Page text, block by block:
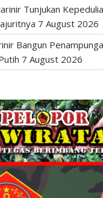
Tunjukan
7 August 2026
Bangun
7 August 2026